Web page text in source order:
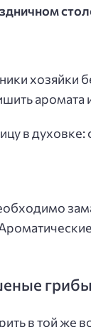
хозяйки
аромата
в
в той же